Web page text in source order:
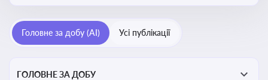
потенціалу, соціального захисту та ефективної
реалізації державної політики у цій галузі
Головне за добу (AI) Усі публікації
ГОЛОВНЕ ЗА ДОБУ